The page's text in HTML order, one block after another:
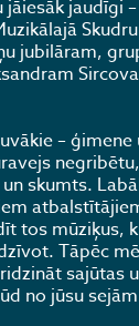
jāiesāk jaudīgi
jubilāram,
–
skumts.
tos mūziķus,
Tāpēc
sajūtas
no jūsu